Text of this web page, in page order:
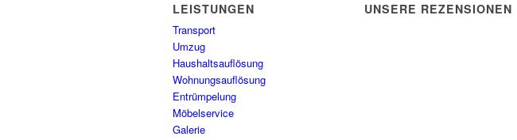
LEISTUNGEN
Transport
Umzug
Haushaltsauflösung
Wohnungsauflösung
Entrümpelung
Möbelservice
Galerie
UNSERE REZENSIONEN